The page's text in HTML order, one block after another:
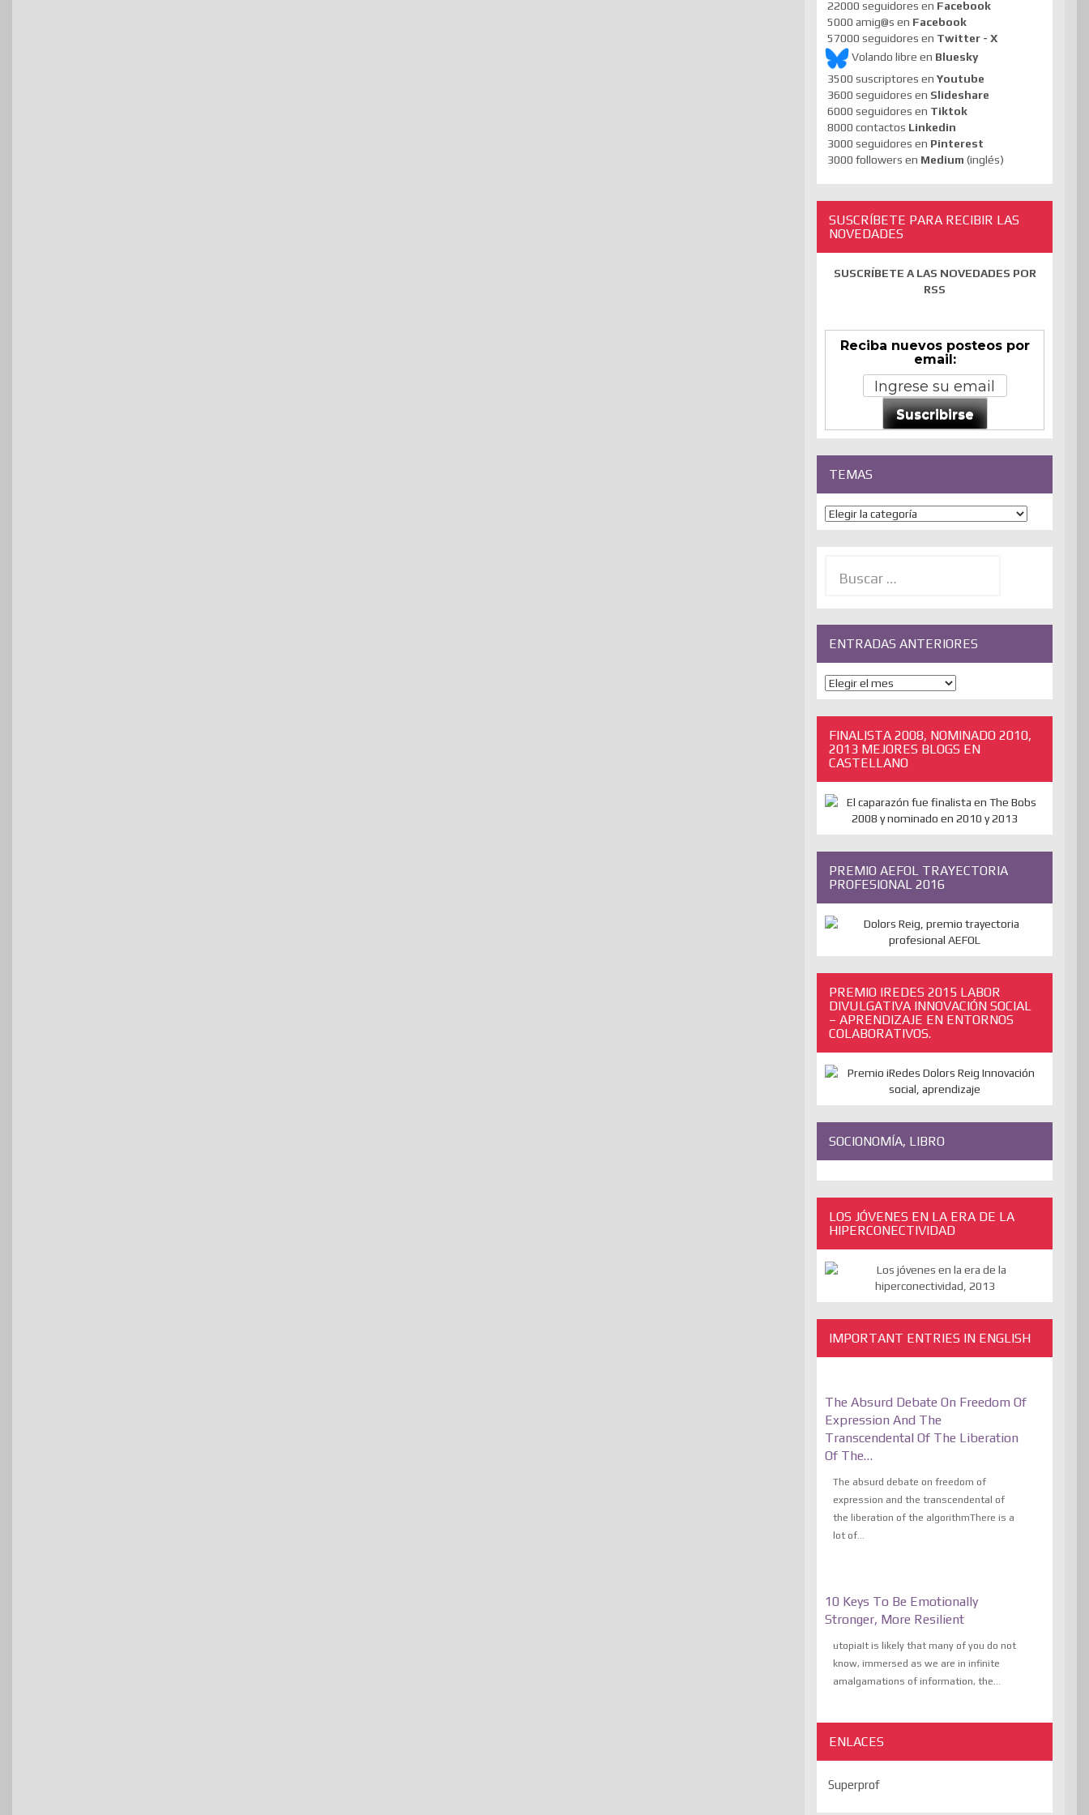
22000 seguidores en Facebook
5000 amig@s en Facebook
57000 seguidores en Twitter - X
Volando libre en Bluesky
3500 suscriptores en Youtube
3600 seguidores en Slideshare
6000 seguidores en Tiktok
8000 contactos Linkedin
3000 seguidores en Pinterest
3000 followers en Medium (inglés)
SUSCRÍBETE PARA RECIBIR LAS
NOVEDADES
SUSCRÍBETE A LAS NOVEDADES POR
RSS
Reciba nuevos posteos por
email:
Suscribirse
TEMAS
Temas
ENTRADAS ANTERIORES
ENTRADAS
ANTERIORES
FINALISTA 2008, NOMINADO 2010,
2013 MEJORES BLOGS EN
CASTELLANO
PREMIO AEFOL TRAYECTORIA
PROFESIONAL 2016
PREMIO IREDES 2015 LABOR
DIVULGATIVA INNOVACIÓN SOCIAL
– APRENDIZAJE EN ENTORNOS
COLABORATIVOS.
SOCIONOMÍA, LIBRO
LOS JÓVENES EN LA ERA DE LA
HIPERCONECTIVIDAD
IMPORTANT ENTRIES IN ENGLISH
The Absurd Debate On Freedom Of
Expression And The
Transcendental Of The Liberation
Of The…
The absurd debate on freedom of
expression and the transcendental of
the liberation of the algorithmThere is a
lot of...
10 Keys To Be Emotionally
Stronger, More Resilient
utopiaIt is likely that many of you do not
know, immersed as we are in infinite
amalgamations of information, the...
ENLACES
Superprof